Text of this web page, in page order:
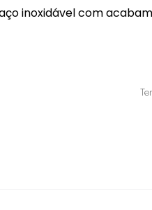
inoxidável com